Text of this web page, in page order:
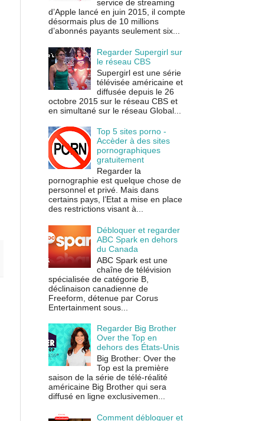
service de streaming
d’Apple lancé en juin 2015, il compte
désormais plus de 10 millions
d’abonnés payants seulement six...
Regarder Supergirl sur
le réseau CBS
Supergirl est une série
télévisée américaine et
diffusée depuis le 26
octobre 2015 sur le réseau CBS et
en simultané sur le réseau Global...
Top 5 sites porno -
Accèder à des sites
pornographiques
gratuitement
Regarder la
pornographie est quelque chose de
personnel et privé. Mais dans
certains pays, l’Etat a mise en place
des restrictions visant à...
Débloquer et regarder
ABC Spark en dehors
du Canada
ABC Spark est une
chaîne de télévision
spécialisée de catégorie B,
déclinaison canadienne de
Freeform, détenue par Corus
Entertainment sous...
Regarder Big Brother
Over the Top en
dehors des États-Unis
Big Brother: Over the
Top est la première
saison de la série de télé-réalité
américaine Big Brother qui sera
diffusé en ligne exclusivemen...
Comment débloquer et